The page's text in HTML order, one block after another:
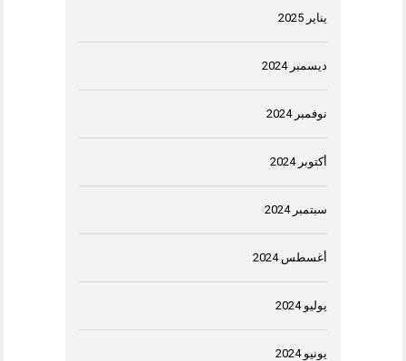
يناير 2025
ديسمبر 2024
نوفمبر 2024
أكتوبر 2024
سبتمبر 2024
أغسطس 2024
يوليو 2024
يونيو 2024